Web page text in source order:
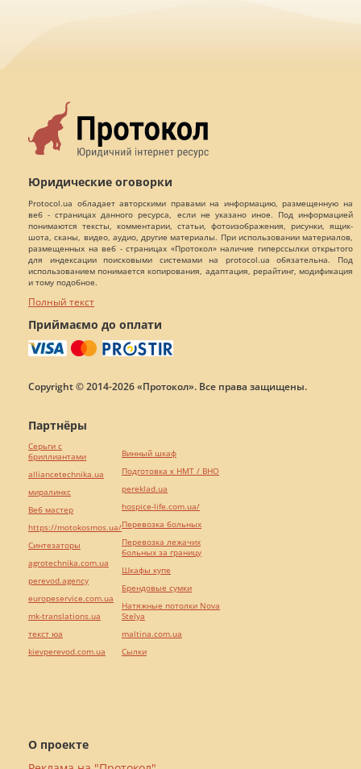
Юридические оговорки
Protocol.ua обладает авторскими правами на информацию, размещенную на
веб - страницах данного ресурса, если не указано иное. Под информацией
понимаются тексты, комментарии, статьи, фотоизображения, рисунки, ящик-
шота, сканы, видео, аудио, другие материалы. При использовании материалов,
размещенных на веб - страницах «Протокол» наличие гиперссылки открытого
для индексации поисковыми системами на protocol.ua обязательна. Под
использованием понимается копирования, адаптация, рерайтинг, модификация
и тому подобное.
Полный текст
Приймаємо до оплати
Copyright © 2014-2026 «Протокол». Все права защищены.
О проекте
Партнёры
Серьги с
бриллиантами
alliancetechnika.ua
миралинкс
Веб мастер
https://motokosmos.ua/
Синтезаторы
agrotechnika.com.ua
perevod.agency
europeservice.com.ua
mk-translations.ua
текст юа
kievperevod.com.ua
Винный шкаф
Подготовка к НМТ / ВНО
pereklad.ua
hospice-life.com.ua/
Перевозка больных
Перевозка лежачих
больных за границу
Шкафы купе
Брендовые сумки
Натяжные потолки Nova
Stelya
maltina.com.ua
Cылки